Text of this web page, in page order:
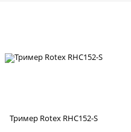
Тример Rotex RHC152-S